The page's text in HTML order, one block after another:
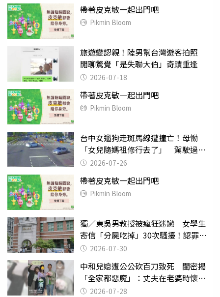
帶著皮克敏一起出門吧
Pikmin Bloom
旅遊變認親！陸男幫台灣遊客拍照
閒聊驚覺「是失聯大伯」奇蹟重逢
2026-07-18
帶著皮克敏一起出門吧
Pikmin Bloom
台中女遛狗走斑馬線遭撞亡！母慟
「女兒隨媽祖修行去了」 駕駛過失
致死判9月
2026-07-26
帶著皮克敏一起出門吧
Pikmin Bloom
獨／東吳男教授被瘋狂迷戀 女學生
寄信「分屍吃掉」30次騷擾！認罪免
關 2026-07-30
中和兒媳遭公公砍百刀致死 閨密揭
「全家都惡魔」：丈夫在老婆時懷孕
摔東西
2026-07-28